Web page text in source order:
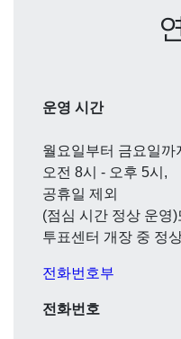
운영 시간
월요일부터 금요일까
오전 8시 - 오후 5시,
공휴일 제외
(점심 시간 정상 운영)
투표센터 개장 중 정
전화번호부
전화번호